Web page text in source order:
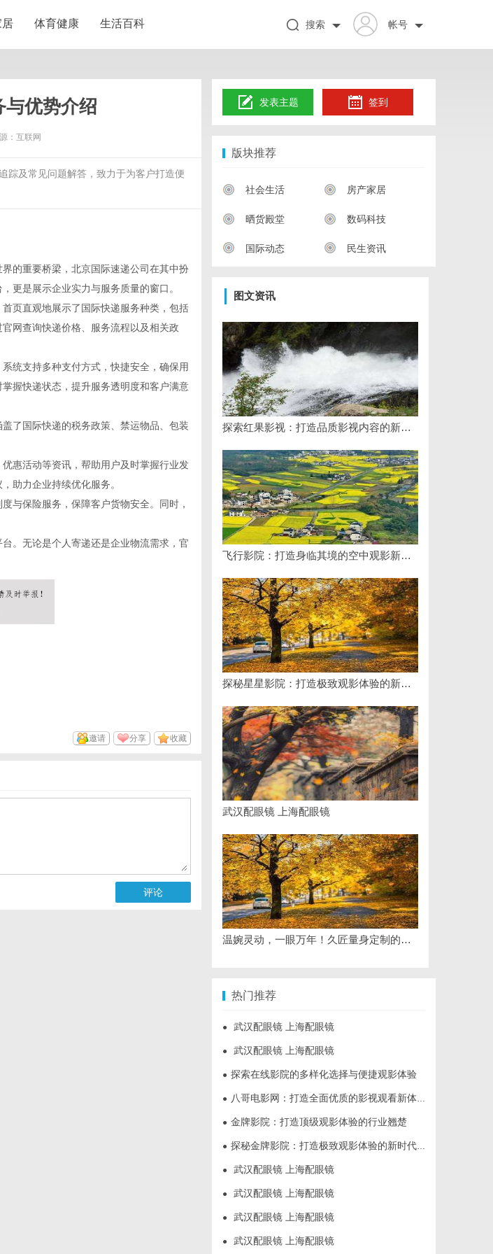
居 体育健康 生活百科 帐号
搜索
优势介绍
：互联网
踪及常见问题解答，致力于为客户打造便
的重要桥梁，北京国际速递公司在其中扮
更是展示企业实力与服务质量的窗口。
页直观地展示了国际快递服务种类，包括
网查询快递价格、服务流程以及相关政
统支持多种支付方式，快捷安全，确保用
握快递状态，提升服务透明度和客户满意
了国际快递的税务政策、禁运物品、包装
惠活动等资讯，帮助用户及时掌握行业发
助力企业持续优化服务。
与保险服务，保障客户货物安全。同时，
。无论是个人寄递还是企业物流需求，官
收藏
分享
邀请
评论
发表主题 签到
版块推荐
社会生活 房产家居
晒货殿堂 数码科技
国际动态 民生资讯
图文资讯
探索红果影视：打造品质影视内容的新锐力量
飞行影院：打造身临其境的空中观影新体验
探秘星星影院：打造极致观影体验的新标杆
武汉配眼镜 上海配眼镜
温婉灵动，一眼万年！久匠量身定制的眉眼唇，才是你整张脸的点睛之笔！淡颜系女生的气质加分项
热门推荐
● 武汉配眼镜 上海配眼镜
● 武汉配眼镜 上海配眼镜
● 探索在线影院的多样化选择与便捷观影体验
● 八哥电影网：打造全面优质的影视观看新体验
● 金牌影院：打造顶级观影体验的行业翘楚
● 探秘金牌影院：打造极致观影体验的新时代标杆
● 武汉配眼镜 上海配眼镜
● 武汉配眼镜 上海配眼镜
● 武汉配眼镜 上海配眼镜
● 武汉配眼镜 上海配眼镜